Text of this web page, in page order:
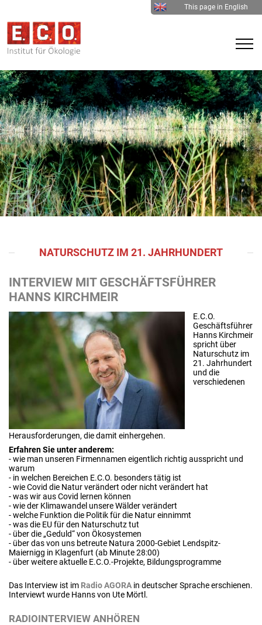
This page in English
NATURSCHUTZ IM 21. JAHRHUNDERT
INTERVIEW MIT GESCHÄFTSFÜHRER
HANNS KIRCHMEIR
E.C.O.
Geschäftsführer
Hanns Kirchmeir
spricht über
Naturschutz im
21. Jahrhundert
und die
verschiedenen
Herausforderungen, die damit einhergehen.
Erfahren Sie unter anderem:
- wie man unseren Firmennamen eigentlich richtig ausspricht und
warum
- in welchen Bereichen E.C.O. besonders tätig ist
- wie Covid die Natur verändert oder nicht verändert hat
- was wir aus Covid lernen können
- wie der Klimawandel unsere Wälder verändert
- welche Funktion die Politik für die Natur einnimmt
- was die EU für den Naturschutz tut
- über die „Geduld“ von Ökosystemen
- über das von uns betreute Natura 2000-Gebiet Lendspitz-
Maiernigg in Klagenfurt (ab Minute 28:00)
- über weitere aktuelle E.C.O.-Projekte, Bildungsprogramme
Das Interview ist im Radio AGORA in deutscher Sprache erschienen.
Interviewt wurde Hanns von Ute Mörtl.
RADIOINTERVIEW ANHÖREN